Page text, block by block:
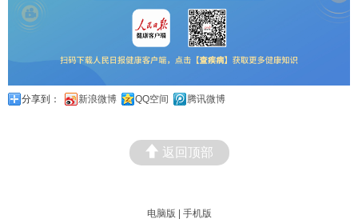
分享到： 新浪微博 QQ空间 腾讯微博
返回顶部
电脑版 | 手机版